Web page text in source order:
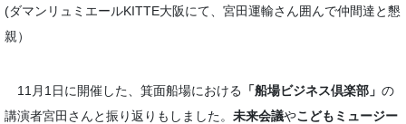
(ダマンリュミエールKITTE大阪にて、宮田運輸さん囲んで仲間達と懇
親）
11月1日に開催した、箕面船場における 「船場ビジネス倶楽部」 の
講演者宮田さんと振り返りもしました。 未来会議やこどもミュージー